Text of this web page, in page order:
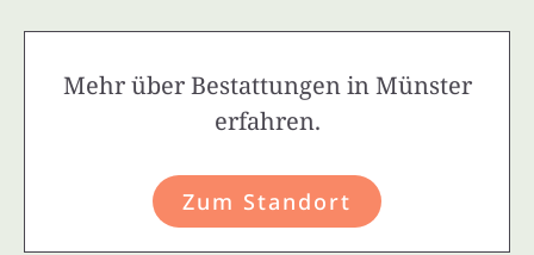
Mehr über Bestattungen in Münster
erfahren.
Zum Standort